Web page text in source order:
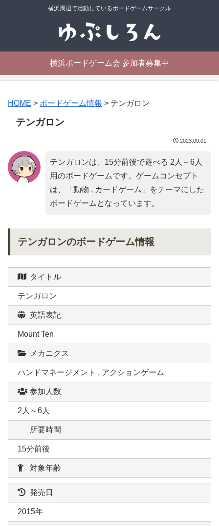
横浜周辺で活動しているボードゲームサークル
横浜ボードゲーム会 参加者募集中
HOME > ボードゲーム情報 > テンガロン
テンガロン
2023.09.01
テンガロンは、15分前後で遊べる 2人～6人
用のボードゲームです。ゲームコンセプト
は、「 動物 , カードゲーム 」をテーマにした
ボードゲームとなっています。
テンガロンのボードゲーム情報
タイトル
テンガロン
英語表記
Mount Ten
メカニクス
ハンドマネージメント , アクションゲーム
参加人数
2人～6人
所要時間
15分前後
対象年齢
発売日
2015年